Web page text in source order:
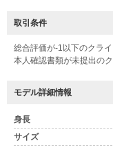
取引条件
総合評価が-1以下のクラ
本人確認書類が未提出の
モデル詳細情報
身長
サイズ